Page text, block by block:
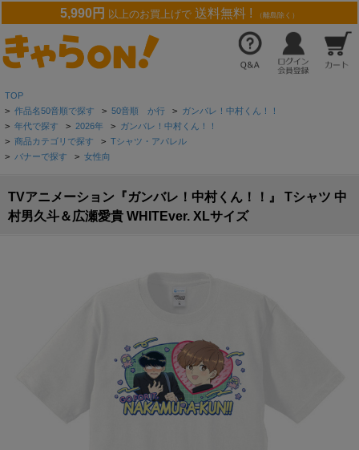
5,990円 以上のお買上げで 送料無料 ! （離島除く）
TOP
> 作品名50音順で探す > 50音順 か行 > ガンバレ！中村くん！！
> 年代で探す > 2026年 > ガンバレ！中村くん！！
> 商品カテゴリで探す > Tシャツ・アパレル
> バナーで探す > 女性向
TVアニメーション『ガンバレ！中村くん！！』 Tシャツ 中
村男久斗＆広瀬愛貴 WHITEver. XLサイズ